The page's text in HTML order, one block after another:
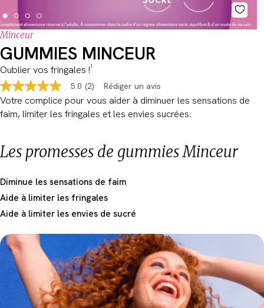
Minceur
GUMMIES MINCEUR
Oublier vos fringales !¹
5.0
étoiles
sur
5,
la
note
moyenne.
2
Reviews.
Lien
sur
même
page.
5.0 (2) Rédiger un avis
Votre complice pour vous aider à diminuer les sensations de
faim, limiter les fringales et les envies sucrées.
Les promesses de gummies Minceur
Diminue les sensations de faim
Aide à limiter les fringales
Aide à limiter les envies de sucré